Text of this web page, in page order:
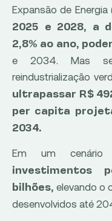
Expansão de Energia
2025 e 2028, a
2,8% ao ano,
e 2034. Mas
reindustrialização
ultrapassar R$
per capita
2034.
Em um
investimentos
bilhões, elevando o
desenvolvidos até